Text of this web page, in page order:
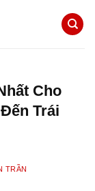
Cho
Trái
TRẦN